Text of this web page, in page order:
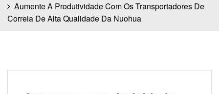
Aumente A Produtividade Com Os Transportadores De
Correia De Alta Qualidade Da Nuohua